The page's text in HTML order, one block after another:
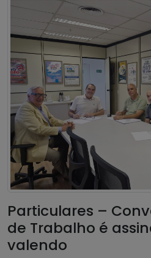
Particulares –
de Trabalho é
valendo